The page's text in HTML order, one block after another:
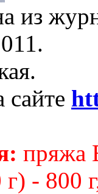
из
сайте
пряжа
г) - 800